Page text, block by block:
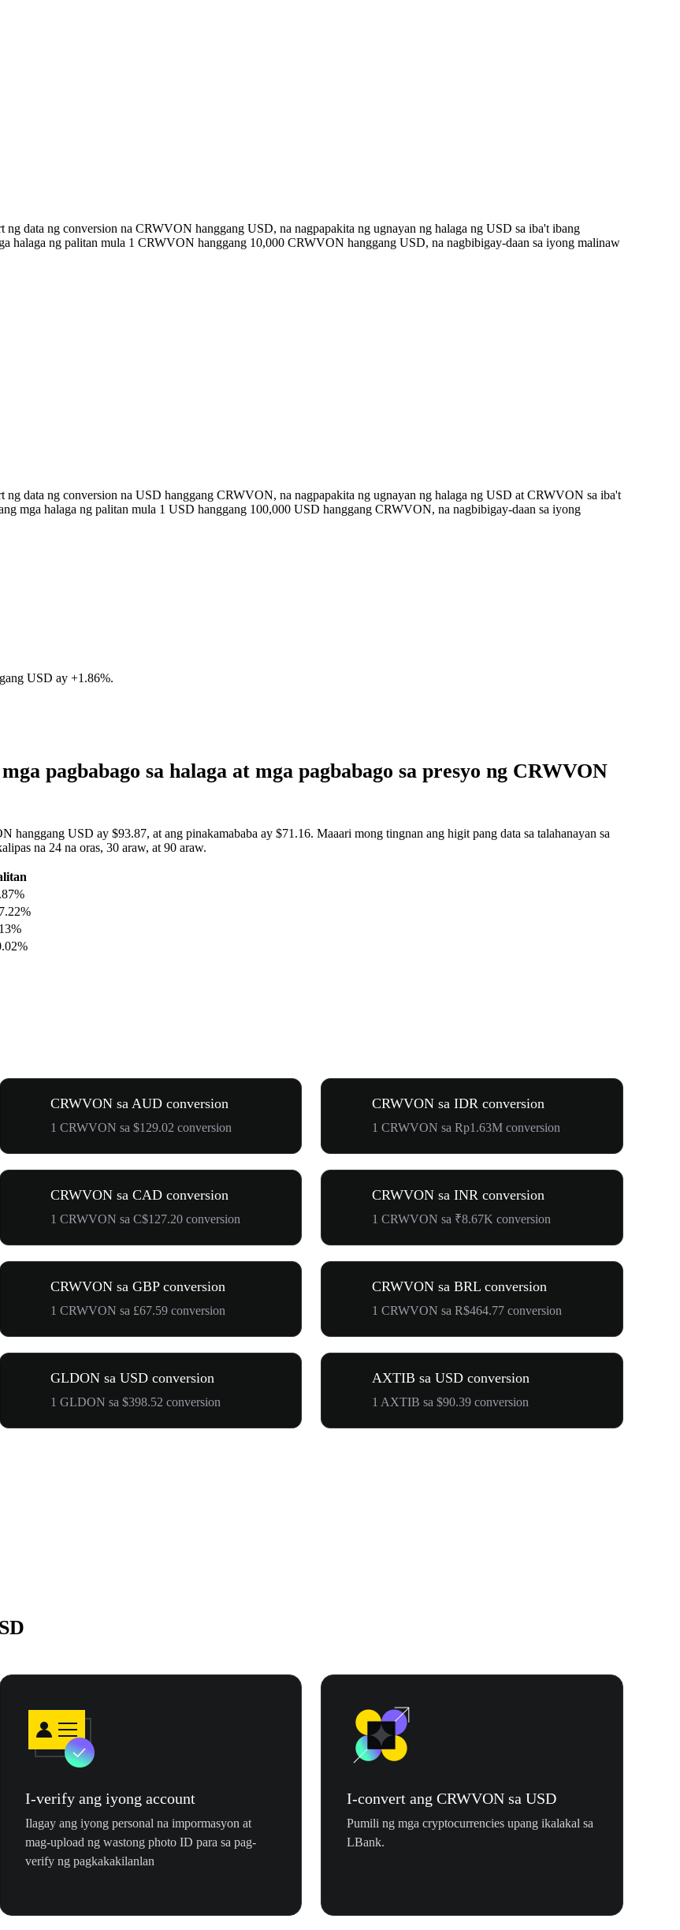
ng data ng conversion na CRWVON hanggang USD, na nagpapakita ng ugnayan ng halaga ng USD sa iba't ibang
halaga ng palitan mula 1 CRWVON hanggang 10,000 CRWVON hanggang USD, na nagbibigay-daan sa iyong malinaw
ng data ng conversion na USD hanggang CRWVON, na nagpapakita ng ugnayan ng halaga ng USD at CRWVON sa iba't
mga halaga ng palitan mula 1 USD hanggang 100,000 USD hanggang CRWVON, na nagbibigay-daan sa iyong
USD ay +1.86%.
pagbabago sa halaga at mga pagbabago sa presyo ng CRWVON
hanggang USD ay $93.87, at ang pinakamababa ay $71.16. Maaari mong tingnan ang higit pang data sa talahanayan sa
na 24 na oras, 30 araw, at 90 araw.
CRWVON sa AUD conversion
1 CRWVON sa $129.02 conversion
CRWVON sa IDR conversion
1 CRWVON sa Rp1.63M conversion
CRWVON sa CAD conversion
1 CRWVON sa C$127.20 conversion
CRWVON sa INR conversion
1 CRWVON sa ₹8.67K conversion
CRWVON sa GBP conversion
1 CRWVON sa £67.59 conversion
CRWVON sa BRL conversion
1 CRWVON sa R$464.77 conversion
GLDON sa USD conversion
1 GLDON sa $398.52 conversion
AXTIB sa USD conversion
1 AXTIB sa $90.39 conversion
I-verify ang iyong account
Ilagay ang iyong personal na impormasyon at
mag-upload ng wastong photo ID para sa pag-
verify ng pagkakakilanlan
I-convert ang CRWVON sa USD
Pumili ng mga cryptocurrencies upang ikalakal sa
LBank.